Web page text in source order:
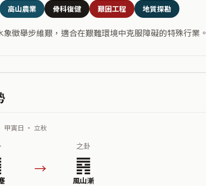
高山農業 骨科復健 艱困工程 地質探勘
象徵舉步維艱，適合在艱難環境中克服障礙的特殊行業。
甲寅日 ・ 立秋
→
之卦
䷴
風山漸